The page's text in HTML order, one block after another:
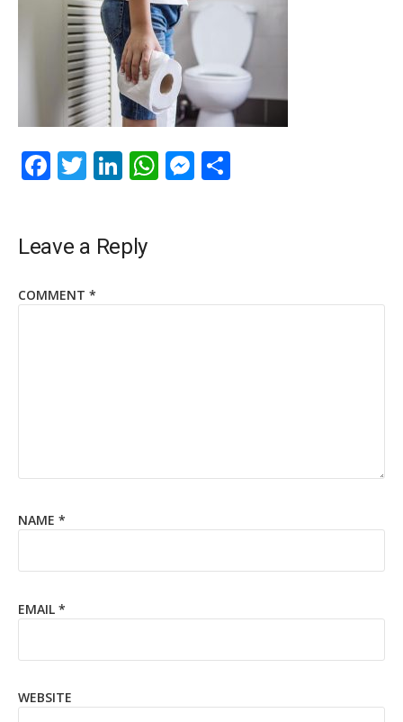
Facebook
Twitter
LinkedIn
WhatsApp
Messenger
Leave a Reply
COMMENT *
NAME *
EMAIL *
WEBSITE